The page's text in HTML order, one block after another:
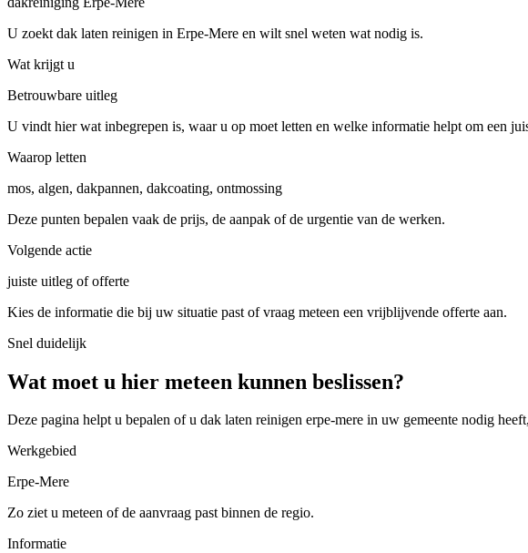
U zoekt dak laten reinigen in Erpe-Mere en wilt snel weten wat nodig is.
Wat krijgt u
Betrouwbare uitleg
U vindt hier wat inbegrepen is, waar u op moet letten en welke informatie helpt om een
Waarop letten
mos, algen, dakpannen, dakcoating, ontmossing
Deze punten bepalen vaak de prijs, de aanpak of de urgentie van de werken.
Volgende actie
juiste uitleg of offerte
Kies de informatie die bij uw situatie past of vraag meteen een vrijblijvende offerte aan.
Snel duidelijk
Wat moet u hier meteen kunnen beslissen?
Deze pagina helpt u bepalen of u dak laten reinigen erpe-mere in uw gemeente nodig
Werkgebied
Erpe-Mere
Zo ziet u meteen of de aanvraag past binnen de regio.
Informatie